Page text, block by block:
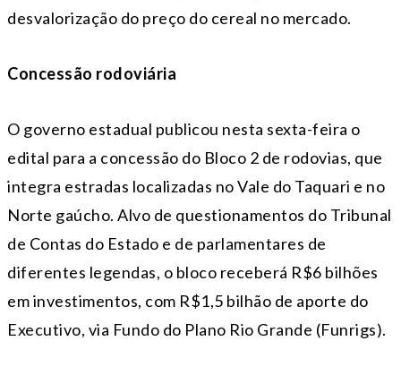
desvalorização do preço do cereal no mercado.
Concessão rodoviária
O governo estadual publicou nesta sexta-feira o
edital para a concessão do Bloco 2 de rodovias, que
integra estradas localizadas no Vale do Taquari e no
Norte gaúcho. Alvo de questionamentos do Tribunal
de Contas do Estado e de parlamentares de
diferentes legendas, o bloco receberá R$6 bilhões
em investimentos, com R$1,5 bilhão de aporte do
Executivo, via Fundo do Plano Rio Grande (Funrigs).